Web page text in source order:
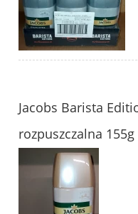
Jacobs Barista
rozpuszczalna